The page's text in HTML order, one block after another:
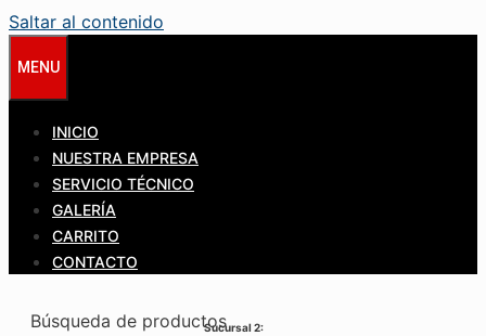
Saltar al contenido
MENU
INICIO
NUESTRA EMPRESA
SERVICIO TÉCNICO
GALERÍA
CARRITO
CONTACTO
Búsqueda de productosSucursal 2: